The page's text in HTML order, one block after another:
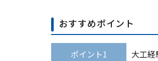
おすすめポイント
ポイント1 大工